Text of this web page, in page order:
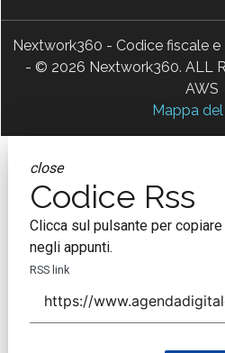
Nextwork360 - Codice fiscale
- © 2026 Nextwork360. ALL
AWS
Mappa
close
Codice Rss
Clicca sul pulsante per copiare
negli appunti.
RSS link